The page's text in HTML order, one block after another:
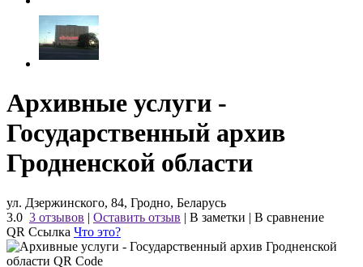
Архивные услуги -
Государственный архив
Гродненской области
ул. Дзержинского, 84, Гродно, Беларусь
3.0 3 отзывов | Оставить отзыв | В заметки | В сравнение
QR Ссылка Что это?